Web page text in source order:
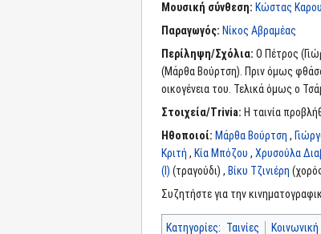
Μουσική σύνθεση: Κώστας
Παραγωγός: Νίκος Αβραμέας
Περίληψη/Σχόλια: Ο Πέτρος
(Μάρθα Βούρτση). Πριν όμως
οικογένεια του. Τελικά όμως ο
Στοιχεία/Trivia: Η ταινία
Ηθοποιοί: Μάρθα Βούρτση ,
Κριτή , Κία Μπόζου , Χρυσούλα
(I) (τραγούδι) , Βίκυ Τζινιέρη
Συζητήστε για την
Κατηγορίες: Ταινίες Κοινωνική